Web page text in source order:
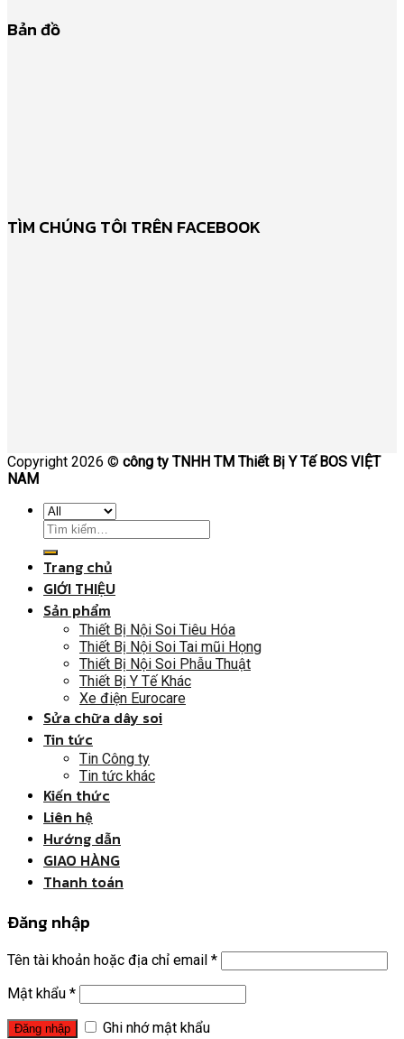
Bản đồ
TÌM CHÚNG TÔI TRÊN FACEBOOK
Copyright 2026 © công ty TNHH TM Thiết Bị Y Tế BOS VIỆT
NAM
Trang chủ
GIỚI THIỆU
Sản phẩm
Thiết Bị Nội Soi Tiêu Hóa
Thiết Bị Nội Soi Tai mũi Họng
Thiết Bị Nội Soi Phẫu Thuật
Thiết Bị Y Tế Khác
Xe điện Eurocare
Sửa chữa dây soi
Tin tức
Tin Công ty
Tin tức khác
Kiến thức
Liên hệ
Hướng dẫn
GIAO HÀNG
Thanh toán
Đăng nhập
Tên tài khoản hoặc địa chỉ email *
Mật khẩu *
Ghi nhớ mật khẩu